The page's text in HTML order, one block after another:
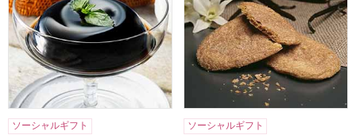
ソーシャルギフト ソーシャルギフト